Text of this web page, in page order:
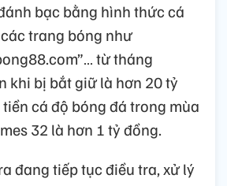
bạc bằng hình thức cá
trang bóng như
từ tháng
khi bị bắt giữ là hơn 20 tỷ
cá độ bóng đá trong mùa
32 là hơn 1 tỷ đồng.
đang tiếp tục điều tra, xử lý